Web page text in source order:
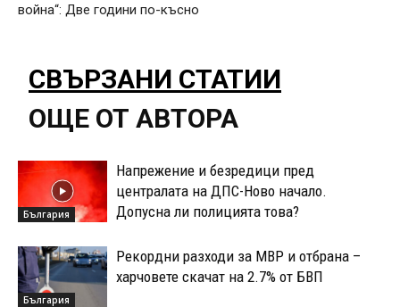
война“: Две години по-късно
СВЪРЗАНИ СТАТИИ
ОЩЕ ОТ АВТОРА
България
Напрежение и безредици пред
централата на ДПС-Ново начало.
Допусна ли полицията това?
България
Рекордни разходи за МВР и отбрана –
харчовете скачат на 2.7% от БВП